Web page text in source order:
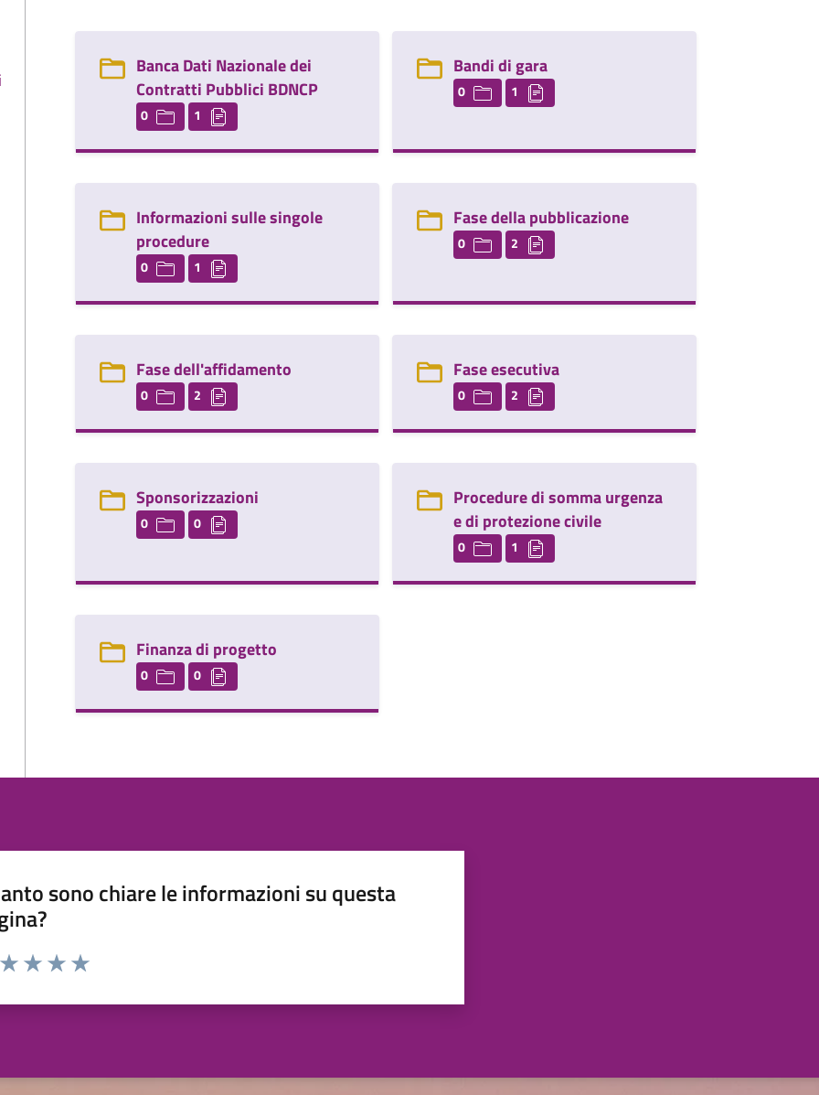
Banca Dati Nazionale dei
Contratti Pubblici BDNCP
0 1
Bandi di gara
0 1
Informazioni sulle singole
procedure
0 1
Fase della pubblicazione
0 2
Fase dell'affidamento
0 2
Fase esecutiva
0 2
Sponsorizzazioni
0 0
Procedure di somma urgenza
e di protezione civile
0 1
Finanza di progetto
0 0
sono chiare le informazioni su questa
da 1 a 5 stelle la pagina